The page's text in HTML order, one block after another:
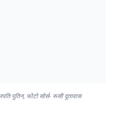
पुतिन, फोटो सोर्स- रूसी दूतावास